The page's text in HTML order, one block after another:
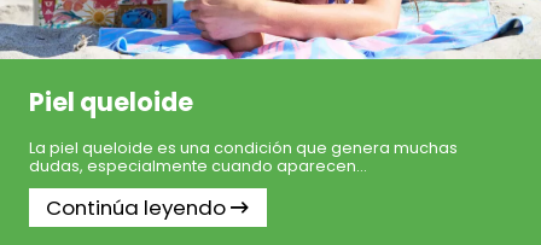
Piel queloide
La piel queloide es una condición que genera muchas
dudas, especialmente cuando aparecen...
Continúa leyendo